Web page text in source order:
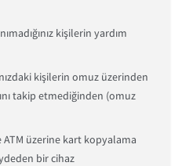
kişilerin yardım
kişilerin omuz üzerinden
takip etmediğinden (omuz
üzerine kart kopyalama
bir cihaz